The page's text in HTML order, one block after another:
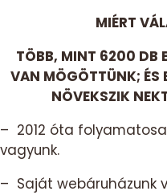
MIÉRT
TÖBB, MINT 6200 DB
VAN MÖGÖTTÜNK; ÉS
NÖVEKSZIK
– 2012 óta
vagyunk.
– Saját webáruházunk